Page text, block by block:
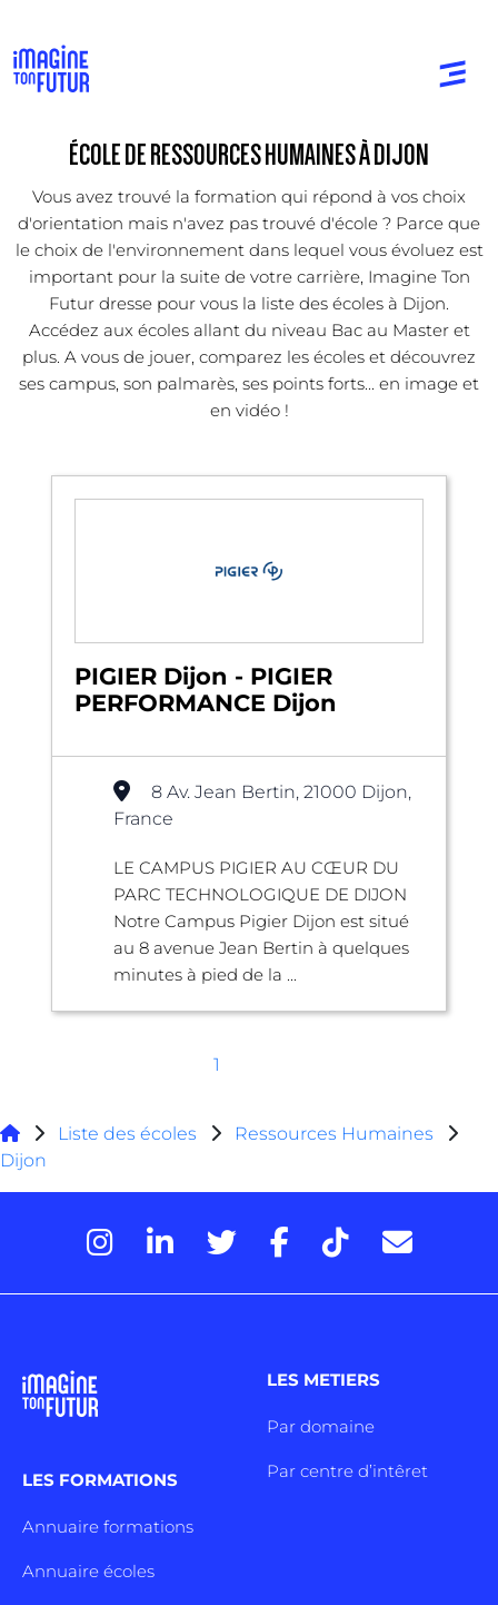
ÉCOLE DE RESSOURCES HUMAINES À DIJON
Vous avez trouvé la formation qui répond à vos choix
d'orientation mais n'avez pas trouvé d'école ? Parce que
le choix de l'environnement dans lequel vous évoluez est
important pour la suite de votre carrière, Imagine Ton
Futur dresse pour vous la liste des écoles à Dijon.
Accédez aux écoles allant du niveau Bac au Master et
plus. A vous de jouer, comparez les écoles et découvrez
ses campus, son palmarès, ses points forts... en image et
en vidéo !
PIGIER Dijon - PIGIER
PERFORMANCE Dijon
8 Av. Jean Bertin, 21000 Dijon,
France
LE CAMPUS PIGIER AU CŒUR DU
PARC TECHNOLOGIQUE DE DIJON
Notre Campus Pigier Dijon est situé
au 8 avenue Jean Bertin à quelques
minutes à pied de la ...
1
Liste des écoles
Ressources Humaines
Dijon
LES FORMATIONS
Annuaire formations
Annuaire écoles
LES METIERS
Par domaine
Par centre d’intêret